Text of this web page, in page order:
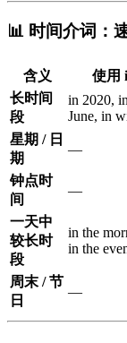
📊 时间介词：
含义 使用
长时间
段
in 2020, in
June, in
星期 / 日
期
—
钟点时
间
—
一天中
较长时
段
in the
in the
周末 / 节
日
—